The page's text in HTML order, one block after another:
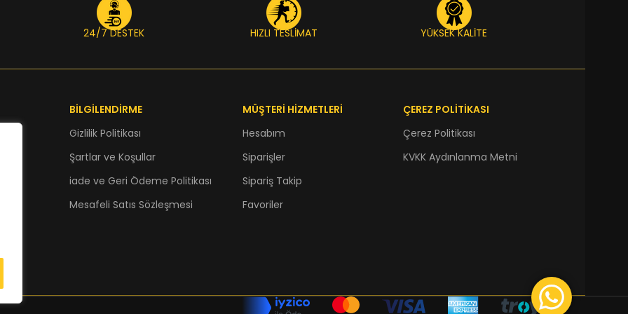
24/7 DESTEK HIZLI TESLİMAT YÜKSEK KALİTE
BİLGİLENDİRME
Gizlilik Politikası
Şartlar ve Koşullar
iade ve Geri Ödeme Politikası
Mesafeli Satıs Sözleşmesi
MÜŞTERİ HİZMETLERİ
Hesabım
Siparişler
Sipariş Takip
Favoriler
ÇEREZ POLİTİKASI
Çerez Politikası
KVKK Aydınlanma Metni